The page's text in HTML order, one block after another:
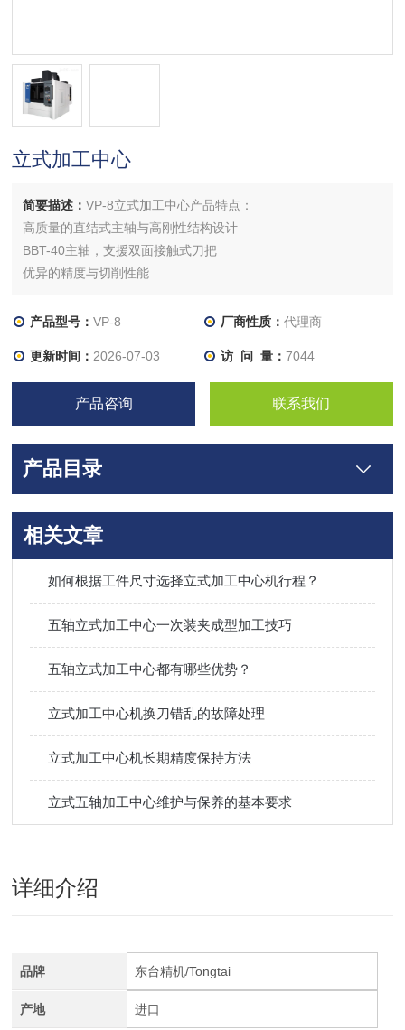
立式加工中心
简要描述：VP-8立式加工中心产品特点：
高质量的直结式主轴与高刚性结构设计
BBT-40主轴，支援双面接触式刀把
优异的精度与切削性能
高性价比
产品型号：VP-8 厂商性质： 代理商
更新时间： 2026-07-03 访 问 量： 7044
产品咨询 联系我们
产品目录
相关文章
如何根据工件尺寸选择立式加工中心机行程？
五轴立式加工中心一次装夹成型加工技巧
五轴立式加工中心都有哪些优势？
立式加工中心机换刀错乱的故障处理
立式加工中心机长期精度保持方法
立式五轴加工中心维护与保养的基本要求
详细介绍
品牌 东台精机/Tongtai
产地 进口